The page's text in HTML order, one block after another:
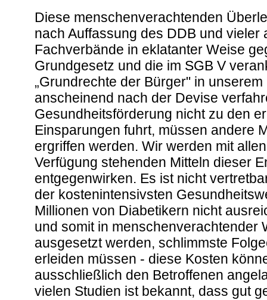
Diese menschenverachtenden
nach Auffassung des DDB und vieler
Fachverbände in eklatanter Weise
Grundgesetz und die im SGB V
„Grundrechte der Bürger" in
anscheinend nach der Devise
Gesundheitsförderung nicht zu den
Einsparungen fuhrt, müssen andere
ergriffen werden. Wir werden mit
Verfügung stehenden Mitteln dieser
entgegenwirken. Es ist nicht
der kostenintensivsten
Millionen von Diabetikern nicht
und somit in menschenverachtender
ausgesetzt werden, schlimmste
erleiden müssen - diese Kosten
ausschließlich den Betroffenen
vielen Studien ist bekannt, dass gut